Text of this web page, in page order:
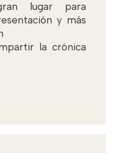
lugar para
y más
la crónica